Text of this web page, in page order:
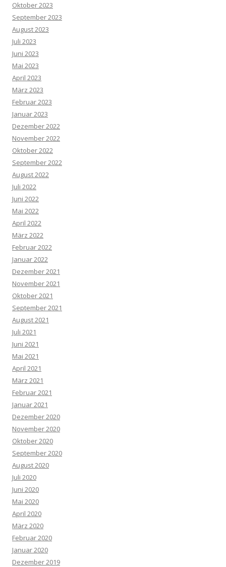
Oktober 2023
September 2023
August 2023
Juli 2023
Juni 2023
Mai 2023
April 2023
März 2023
Februar 2023
Januar 2023
Dezember 2022
November 2022
Oktober 2022
September 2022
August 2022
Juli 2022
Juni 2022
Mai 2022
April 2022
März 2022
Februar 2022
Januar 2022
Dezember 2021
November 2021
Oktober 2021
September 2021
August 2021
Juli 2021
Juni 2021
Mai 2021
April 2021
März 2021
Februar 2021
Januar 2021
Dezember 2020
November 2020
Oktober 2020
September 2020
August 2020
Juli 2020
Juni 2020
Mai 2020
April 2020
März 2020
Februar 2020
Januar 2020
Dezember 2019